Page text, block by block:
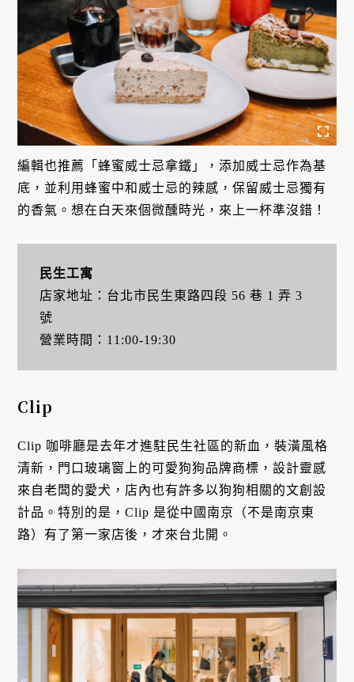
編輯也推薦「蜂蜜威士忌拿鐵」，添加威士忌作為基
底，並利用蜂蜜中和威士忌的辣感，保留威士忌獨有
的香氣。想在白天來個微醺時光，來上一杯準沒錯！
民生工寓
店家地址：台北市民生東路四段 56 巷 1 弄 3
號
營業時間：11:00-19:30
Clip
Clip 咖啡廳是去年才進駐民生社區的新血，裝潢風格
清新，門口玻璃窗上的可愛狗狗品牌商標，設計靈感
來自老闆的愛犬，店內也有許多以狗狗相關的文創設
計品。特別的是，Clip 是從中國南京（不是南京東
路）有了第一家店後，才來台北開。